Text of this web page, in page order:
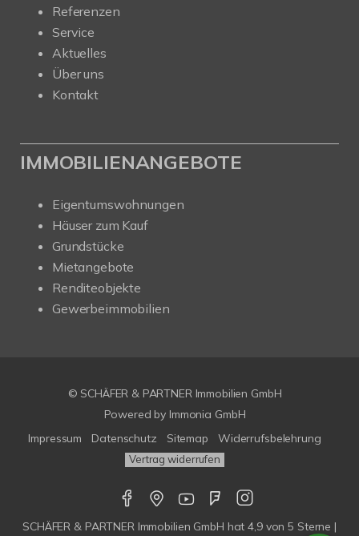
Referenzen
Service
Aktuelles
Über uns
Kontakt
IMMOBILIENANGEBOTE
Eigentumswohnungen
Häuser zum Kauf
Grundstücke
Mietangebote
Renditeobjekte
Gewerbeimmobilien
© SCHÄFER & PARTNER Immobilien GmbH
Powered by Immonia GmbH
Impressum
Datenschutz Sitemap Widerrufsbelehrung
Vertrag widerrufen
SCHÄFER & PARTNER Immobilien GmbH hat4,9von5 Sterne |